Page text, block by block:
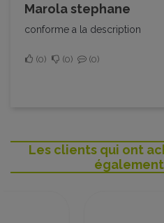
marola stephane
conforme a la description
0 0 0
Les clients qui ont